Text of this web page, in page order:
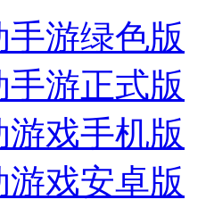
手游绿色版
手游正式版
游戏手机版
游戏安卓版